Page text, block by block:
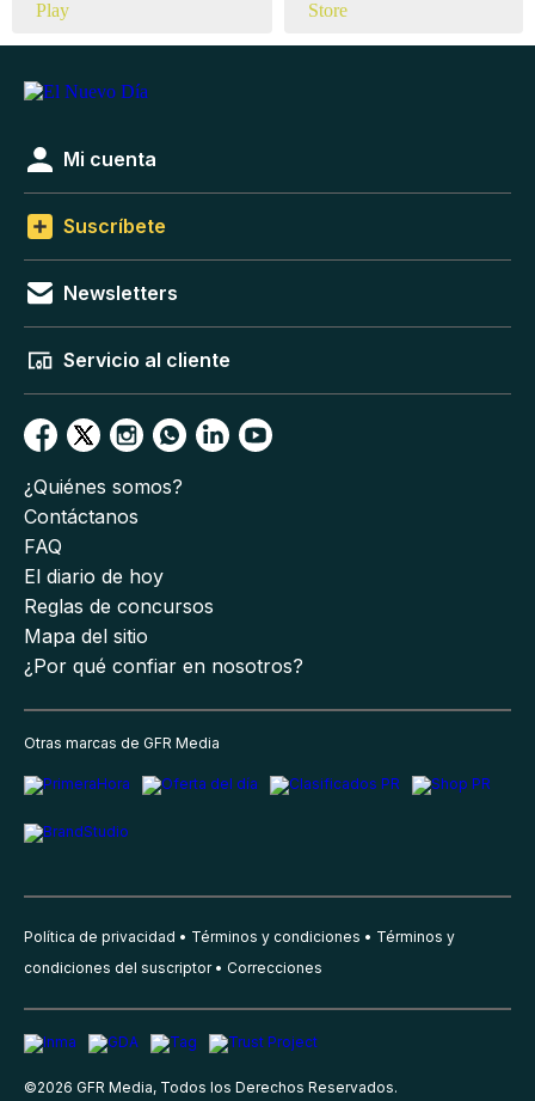
Mi cuenta
Suscríbete
Newsletters
Servicio al cliente
¿Quiénes somos?
Contáctanos
FAQ
El diario de hoy
Reglas de concursos
Mapa del sitio
¿Por qué confiar en nosotros?
Otras marcas de GFR Media
Política de privacidad Términos y condiciones
Términos y
condiciones del suscriptor
Correcciones
©2026 GFR Media, Todos los Derechos Reservados.